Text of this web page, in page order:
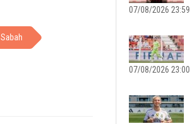
Sabah
07/08/2026 23:59
07/08/2026 23:00